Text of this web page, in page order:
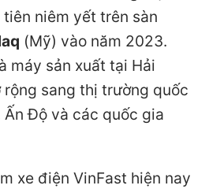
niêm yết trên sàn
(Mỹ) vào năm 2023.
máy sản xuất tại Hải
rộng sang thị trường quốc
Độ và các quốc gia
xe điện VinFast hiện nay